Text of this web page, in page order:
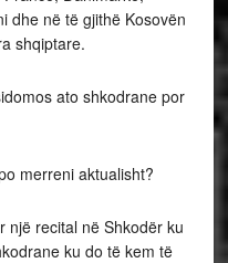
dhe në të gjithë Kosovën
shqiptare.
ato shkodrane por
merreni aktualisht?
recital në Shkodër ku
ku do të kem të